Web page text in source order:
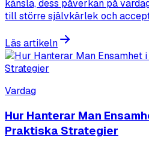
känsla, dess påverkan på
till större självkärlek och
Läs artikeln
Vardag
Hur Hanterar Man
Praktiska Strategier